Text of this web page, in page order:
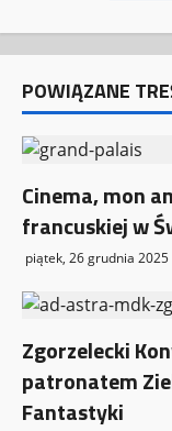
p
i
s
y
POWIĄZANE
Cinema, mon
francuskiej w
piątek, 26 grudnia 2025
Zgorzelecki
patronatem
Fantastyki